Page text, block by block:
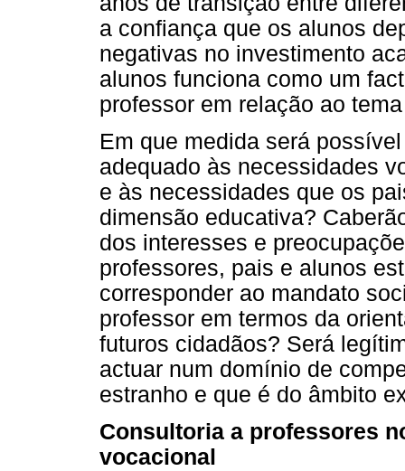
a confiança que os alunos
negativas no investimento
alunos funciona como um
professor em relação ao
Em que medida será
adequado às necessidades
e às necessidades que os
dimensão educativa?
dos interesses e
professores, pais e alunos
corresponder ao mandato
professor em termos da
futuros cidadãos? Será
actuar num domínio de
estranho e que é do âmbito
Consultoria a professores
vocacional